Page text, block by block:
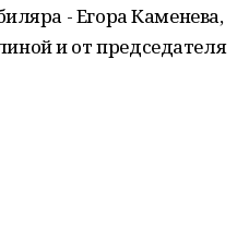
- Егора Каменева,
и от председателя